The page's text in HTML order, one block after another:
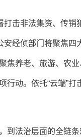
打击非法集资、传
安经侦部门将聚焦
焦养老、旅游、农
行动。依托“云端”
到法治层面的全链